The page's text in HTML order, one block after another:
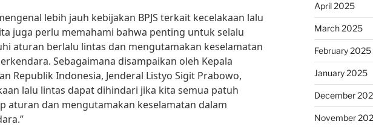
lebih jauh kebijakan BPJS terkait kecelakaan lalu
juga perlu memahami bahwa penting untuk selalu
aturan berlalu lintas dan mengutamakan keselamatan
Sebagaimana disampaikan oleh Kepala
Republik Indonesia, Jenderal Listyo Sigit Prabowo,
lalu lintas dapat dihindari jika kita semua patuh
aturan dan mengutamakan keselamatan dalam
April 2025
March 2025
February 2025
January 2025
December
November